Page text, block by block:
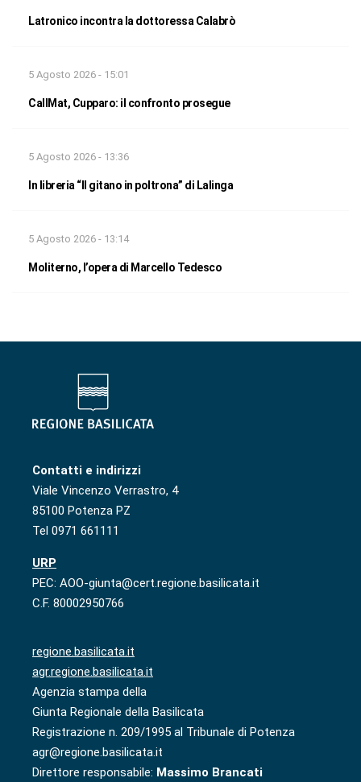
Latronico incontra la dottoressa Calabrò
5 Agosto 2026 - 15:01
CallMat, Cupparo: il confronto prosegue
5 Agosto 2026 - 13:36
In libreria “Il gitano in poltrona” di Lalinga
5 Agosto 2026 - 13:14
Moliterno, l’opera di Marcello Tedesco
Contatti e indirizzi
Viale Vincenzo Verrastro, 4
85100 Potenza PZ
Tel 0971 661111
URP
PEC: AOO-giunta@cert.regione.basilicata.it
C.F. 80002950766
regione.basilicata.it
agr.regione.basilicata.it
Agenzia stampa della
Giunta Regionale della Basilicata
Registrazione n. 209/1995 al Tribunale di Potenza
agr@regione.basilicata.it
Direttore responsabile: Massimo Brancati